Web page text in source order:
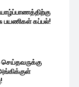
பயணிகள் கப்பல்!
செய்தவருக்கு